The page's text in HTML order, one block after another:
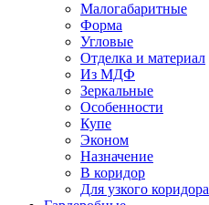
Малогабаритные
Форма
Угловые
Отделка и материал
Из МДФ
Зеркальные
Особенности
Купе
Эконом
Назначение
В коридор
Для узкого коридора